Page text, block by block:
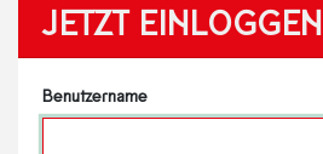
JETZT EINLOGGEN
Benutzername